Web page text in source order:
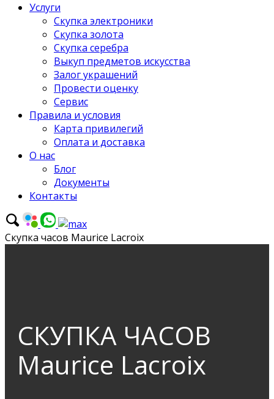
Услуги
Скупка электроники
Скупка золота
Скупка серебра
Выкуп предметов искусства
Залог украшений
Провести оценку
Сервис
Правила и условия
Карта привилегий
Оплата и доставка
О нас
Блог
Документы
Контакты
Скупка часов Maurice Lacroix
СКУПКА ЧАСОВ
Maurice Lacroix